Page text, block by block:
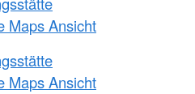
Maps Ansicht
Maps Ansicht